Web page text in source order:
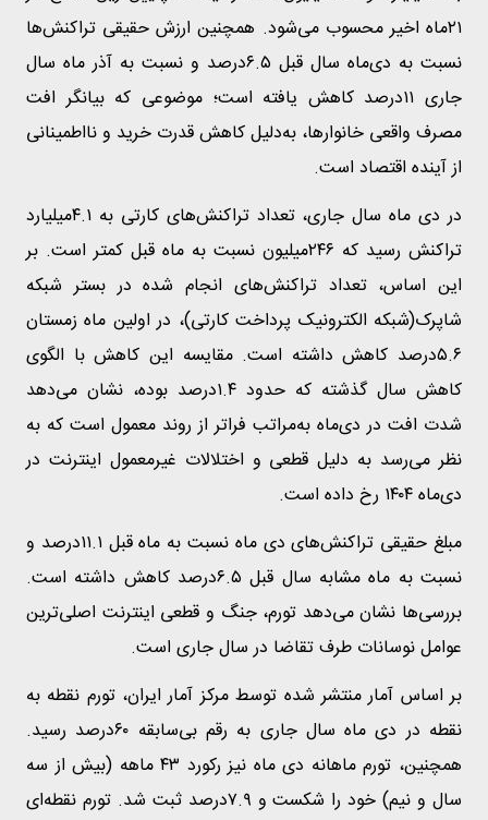
۲۱ماه اخیر محسوب می‌شود. همچنین ارزش حقیقی تراکنش‌ها
نسبت به دی‌ماه سال قبل ۶.۵درصد و نسبت به آذر ماه سال
جاری ۱۱درصد کاهش یافته است؛ موضوعی که بیانگر افت
مصرف واقعی خانوارها، به‌دلیل کاهش قدرت خرید و نااطمینانی
از آینده اقتصاد است.
در دی ماه سال جاری، تعداد تراکنش‌های کارتی به ۴.۱‌میلیارد
تراکنش رسید که ۲۴۶‌میلیون نسبت به ماه قبل کمتر است. بر
این اساس، تعداد تراکنش‌های انجام شده در بستر شبکه
شاپرک(شبکه الکترونیک پرداخت کارتی)، در اولین ماه زمستان
۵.۶درصد کاهش داشته است. مقایسه این کاهش با الگوی
کاهش سال گذشته که حدود ۱.۴درصد بوده، نشان می‌دهد
شدت افت در دی‌ماه به‌مراتب فراتر از روند معمول است که به
نظر می‌رسد به دلیل قطعی و اختلالات غیرمعمول اینترنت در
دی‌ماه ۱۴۰۴ رخ داده است.
مبلغ حقیقی تراکنش‌های دی ماه نسبت به ماه قبل ۱۱.۱درصد و
نسبت به ماه مشابه سال قبل ۶.۵درصد کاهش داشته است.
بررسی‌ها نشان می‌دهد تورم، جنگ و قطعی اینترنت اصلی‌ترین
عوامل نوسانات طرف تقاضا در سال جاری است.
بر اساس آمار منتشر شده توسط مرکز آمار ایران، تورم نقطه به
نقطه در دی ماه سال جاری به رقم بی‌سابقه ۶۰درصد رسید.
همچنین، تورم ماهانه دی ماه نیز رکورد ۴۳ ماهه (بیش از سه
سال و نیم) خود را شکست و ۷.۹درصد ثبت شد. تورم نقطه‌ای